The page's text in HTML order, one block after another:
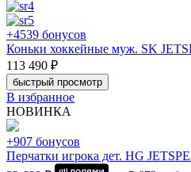
+4539 бонусов
Коньки хоккейные муж. SK
113 490 ₽
быстрый просмотр
В избранное
НОВИНКА
+907 бонусов
Перчатки игрока дет. HG